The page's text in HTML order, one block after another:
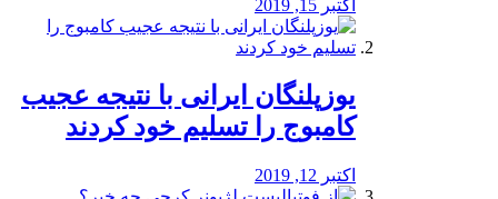
اکتبر 15, 2019
یوزپلنگان ایرانی با نتیجه عجیب
کامبوج را تسلیم خود کردند
اکتبر 12, 2019